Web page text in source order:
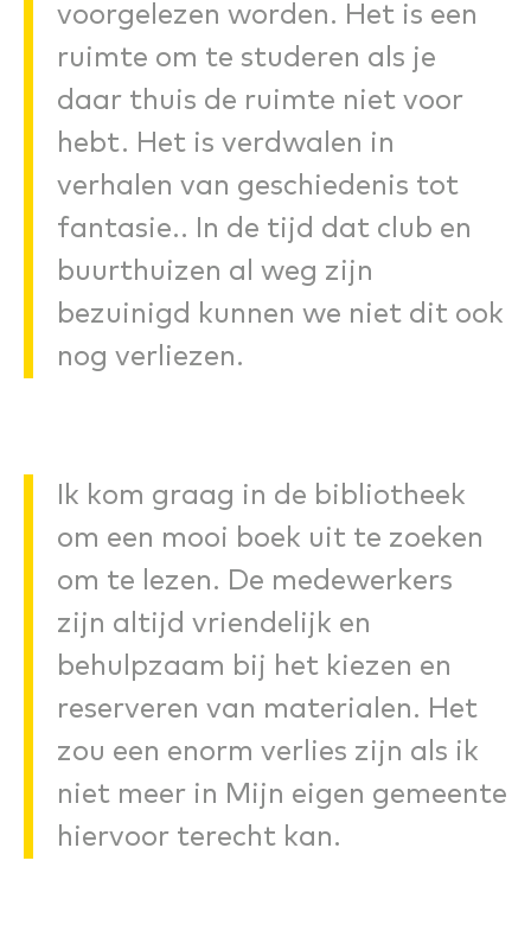
voorgelezen worden. Het is een
ruimte om te studeren als je
daar thuis de ruimte niet voor
hebt. Het is verdwalen in
verhalen van geschiedenis tot
fantasie.. In de tijd dat club en
buurthuizen al weg zijn
bezuinigd kunnen we niet dit ook
nog verliezen.
Ik kom graag in de bibliotheek
om een mooi boek uit te zoeken
om te lezen. De medewerkers
zijn altijd vriendelijk en
behulpzaam bij het kiezen en
reserveren van materialen. Het
zou een enorm verlies zijn als ik
niet meer in Mijn eigen gemeente
hiervoor terecht kan.